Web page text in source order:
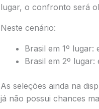
lugar, o confronto será
Neste cenário:
Brasil em 1º
Brasil em 2º
As seleções ainda na
já não possui chances